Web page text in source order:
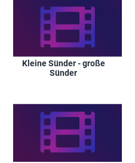
Kleine Sünder - große
Sünder